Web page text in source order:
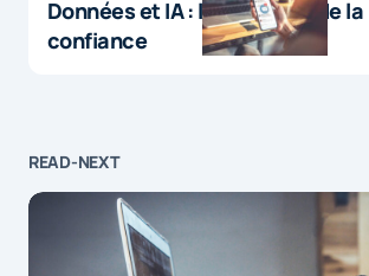
Données et IA : le paradoxe de la
confiance
READ-NEXT